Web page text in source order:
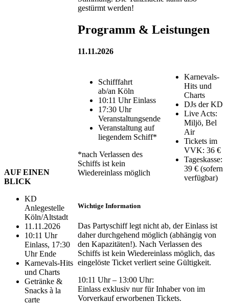
gestürmt werden!
Programm & Leistungen
11.11.2026
Schifffahrt
ab/an Köln
10:11 Uhr Einlass
17:30 Uhr
Veranstaltungsende
Veranstaltung auf
liegendem Schiff*
*nach Verlassen des
Schiffs ist kein
Wiedereinlass möglich
Karnevals-
Hits und
Charts
DJs der KD
Live Acts:
Miljö, Bel
Air
Tickets im
VVK: 36 €
Tageskasse:
39 € (sofern
verfügbar)
Wichtige Information
Das Partyschiff legt nicht ab, der Einlass ist
daher durchgehend möglich (abhängig von
den Kapazitäten!). Nach Verlassen des
Schiffs ist kein Wiedereinlass möglich, das
eingelöste Ticket verliert seine Gültigkeit.
10:11 Uhr – 13:00 Uhr:
Einlass exklusiv nur für Inhaber von im
Vorverkauf erworbenen Tickets.
AUF EINEN
BLICK
KD
Anlegestelle
Köln/Altstadt
11.11.2026
10:11 Uhr
Einlass, 17:30
Uhr Ende
Karnevals-Hits
und Charts
Getränke &
Snacks à la
carte